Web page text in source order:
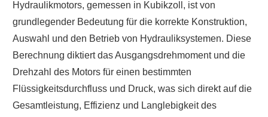
Hydraulikmotors, gemessen in Kubikzoll, ist von
grundlegender Bedeutung für die korrekte Konstruktion,
Auswahl und den Betrieb von Hydrauliksystemen. Diese
Berechnung diktiert das Ausgangsdrehmoment und die
Drehzahl des Motors für einen bestimmten
Flüssigkeitsdurchfluss und Druck, was sich direkt auf die
Gesamtleistung, Effizienz und Langlebigkeit des